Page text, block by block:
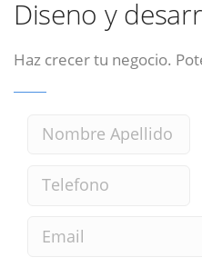
Diseno y
Haz crecer tu negocio.